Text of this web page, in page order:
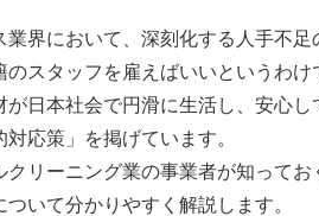
業界において、深刻化する人手不
スタッフを雇えばいいというわけ
が日本社会で円滑に生活し、安心
応策」を掲げています。
クリーニング業の事業者が知って
いて分かりやすく解説します。